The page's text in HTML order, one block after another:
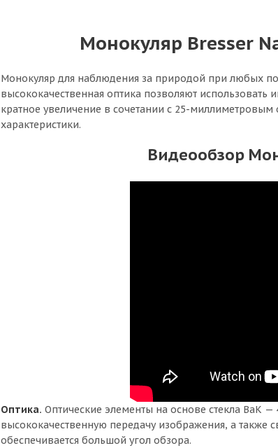
Монокуляр Bresser
Монокуляр для наблюдения за природой при любых
высококачественная оптика позволяют
кратное увеличение в сочетании с 25-
характеристики.
Видеообзор
Оптика. Оптические элементы на основе стекла BaK
высококачественную передачу изображения, а также
обеспечивается большой угол обзора.